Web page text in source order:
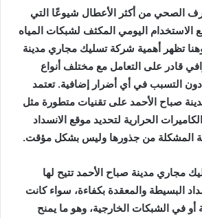
الصحي من أكثر الأعطال شيوعًا التي
الاستخدام اليومي المكثف لشبكات المياه
تظهر أهمية شركة تسليك مجاري مدينة
قادر على التعامل مع مختلف أنواع
دون التسبب في أي أضرار إضافية. تعتمد
صباح الأحمد على تقنيات متطورة مثل
الحرارية لتحديد موقع الانسداد
المشكلة من جذورها وليس بشكل مؤقت.
مجاري مدينة صباح الأحمد تتيح لها
البسيطة والمعقدة بكفاءة، سواء كانت
أو في الشبكات الخارجية، وهو ما يمنح